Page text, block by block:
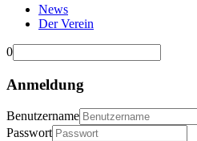
News
Der Verein
0
Anmeldung
Benutzername
Passwort